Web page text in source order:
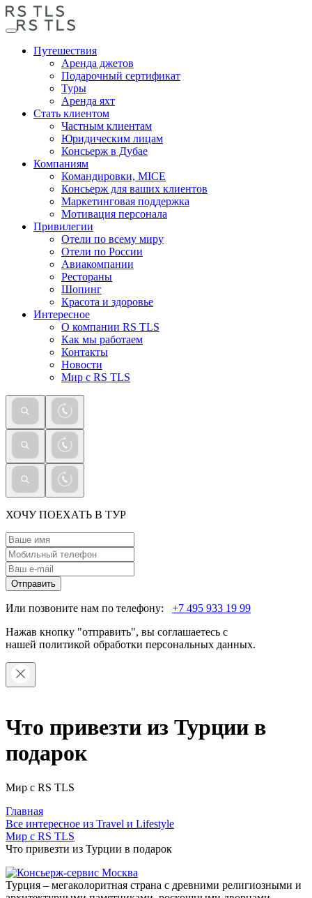
Путешествия
Аренда джетов
Подарочный сертификат
Туры
Аренда яхт
Стать клиентом
Частным клиентам
Юридическим лицам
Консьерж в Дубае
Компаниям
Командировки, MICE
Консьерж для ваших клиентов
Маркетинговая поддержка
Мотивация персонала
Привилегии
Отели по всему миру
Отели по России
Авиакомпании
Рестораны
Шопинг
Красота и здоровье
Интересное
О компании RS TLS
Как мы работаем
Контакты
Новости
Мир с RS TLS
ХОЧУ ПОЕХАТЬ В ТУР
Отправить
Или позвоните нам по телефону: +7 495 933 19 99
Нажав кнопку "отправить", вы соглашаетесь с
нашей политикой обработки персональных данных.
Что привезти из Турции в
подарок
Мир с RS TLS
Главная
Все интересное из Travel и Lifestyle
Мир с RS TLS
Что привезти из Турции в подарок
Турция – мегаколоритная страна с древними религиозными и